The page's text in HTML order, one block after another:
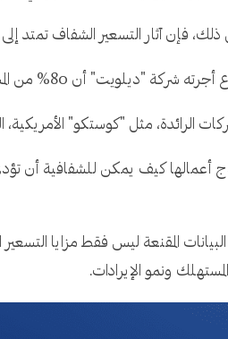
ذلك، فإن آثار التسعير الشفاف تمتد
المستهلكين أكثر ميلاً إلى التعامل مع الشركات التي تستخدم ممارسات التسعير الشفافة.
الرائدة، مثل "كوستكو"
المقنعة ليس فقط مزايا
ونمو الإيرادات.